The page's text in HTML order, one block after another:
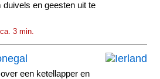
en geesten uit te
3 min.
een ketellapper en